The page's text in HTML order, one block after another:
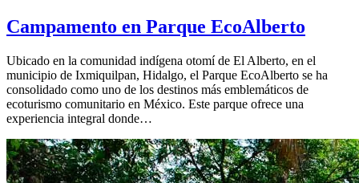
Campamento en Parque EcoAlberto
Ubicado en la comunidad indígena otomí de El Alberto, en el
municipio de Ixmiquilpan, Hidalgo, el Parque EcoAlberto se ha
consolidado como uno de los destinos más emblemáticos de
ecoturismo comunitario en México. Este parque ofrece una
experiencia integral donde…